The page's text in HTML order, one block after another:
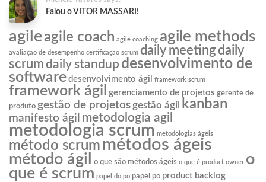
Falou o VITOR MASSARI!
agileagile coach agile coaching agile methods
avaliação de desempenho certificação scrum daily meeting daily
scrumdaily standup desenvolvimento de
software desenvolvimento ágil framework scrum
framework ágil gerenciamento de projetos gerente de
produto gestão de projetos gestão ágil kanban
manifesto ágil metodologia agil
metodologia scrum metodologias ágeis
método scrum métodos ágeis
método ágil o que são métodos ágeis o que é product owner o
que é scrum papel do po papel po product backlog